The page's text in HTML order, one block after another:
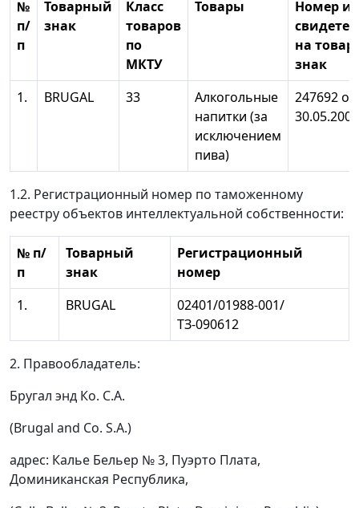
№
п/
п
Товарный
знак
Класс
товаров
по
МКТУ
Товары
Номер и
на
знак
1.
BRUGAL 33
Алкогольные
напитки (за
исключением
пива)
247692 от
30.05.2003
1.2. Регистрационный номер по таможенному
реестру объектов интеллектуальной собственности:
№ п/
п
Товарный
знак
Регистрационный
номер
1.
BRUGAL
02401/01988-001/
ТЗ-090612
2. Правообладатель:
Бругал энд Ко. С.А.
(Brugal and Co. S.A.)
адрес: Калье Бельер № 3, Пуэрто Плата,
Доминиканская Республика,